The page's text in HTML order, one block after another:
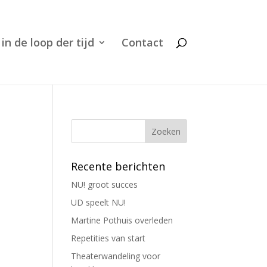
de loop der tijd Contact
Recente berichten
NU! groot succes
UD speelt NU!
Martine Pothuis overleden
Repetities van start
Theaterwandeling voor